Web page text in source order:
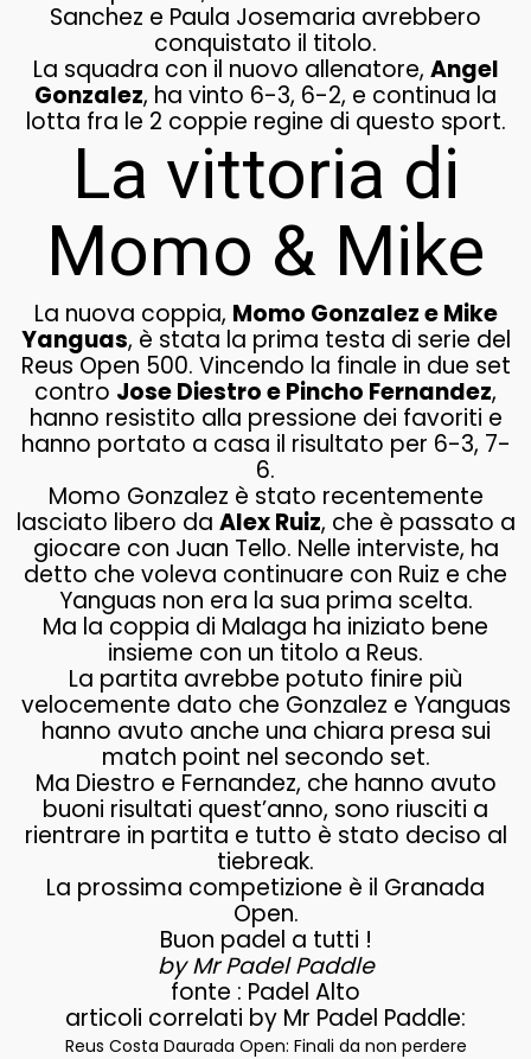
Sanchez e Paula Josemaria avrebbero
conquistato il titolo.
La squadra con il nuovo allenatore, Angel
Gonzalez, ha vinto 6-3, 6-2, e continua la
lotta fra le 2 coppie regine di questo sport.
La vittoria di
Momo & Mike
La nuova coppia, Momo Gonzalez e Mike
Yanguas, è stata la prima testa di serie del
Reus Open 500. Vincendo la finale in due set
contro Jose Diestro e Pincho Fernandez,
hanno resistito alla pressione dei favoriti e
hanno portato a casa il risultato per 6-3, 7-
6.
Momo Gonzalez è stato recentemente
lasciato libero da Alex Ruiz, che è passato a
giocare con Juan Tello. Nelle interviste, ha
detto che voleva continuare con Ruiz e che
Yanguas non era la sua prima scelta.
Ma la coppia di Malaga ha iniziato bene
insieme con un titolo a Reus.
La partita avrebbe potuto finire più
velocemente dato che Gonzalez e Yanguas
hanno avuto anche una chiara presa sui
match point nel secondo set.
Ma Diestro e Fernandez, che hanno avuto
buoni risultati quest’anno, sono riusciti a
rientrare in partita e tutto è stato deciso al
tiebreak.
La prossima competizione è il Granada
Open.
Buon padel a tutti !
by Mr Padel Paddle
fonte : Padel Alto
articoli correlati by Mr Padel Paddle:
Reus Costa Daurada Open: Finali da non perdere